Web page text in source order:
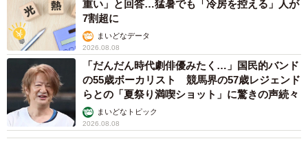
重い」と回答…猛暑でも「冷房を控える」人が
7割超に
まいどなデータ
2026.08.08
「だんだん時代劇俳優みたく…」国民的バンド
の55歳ボーカリスト 競馬界の57歳レジェンド
らとの「夏祭り満喫ショット」に驚きの声続々
まいどなトピック
2026.08.08